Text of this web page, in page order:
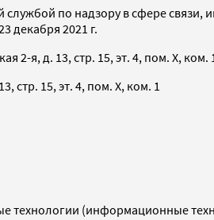
службой по надзору в сфере
декабря 2021 г.
2-я, д. 13, стр. 15, эт. 4, пом. X, ком. 1
стр. 15, эт. 4, пом. X, ком. 1
(информационные